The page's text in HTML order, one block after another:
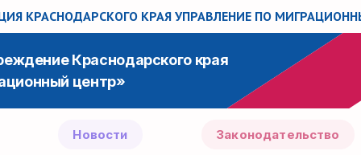
КРАСНОДАРСКОГО КРАЯ УПРАВЛЕНИЕ ПО
Краснодарского края
центр»
Новости Законодательство